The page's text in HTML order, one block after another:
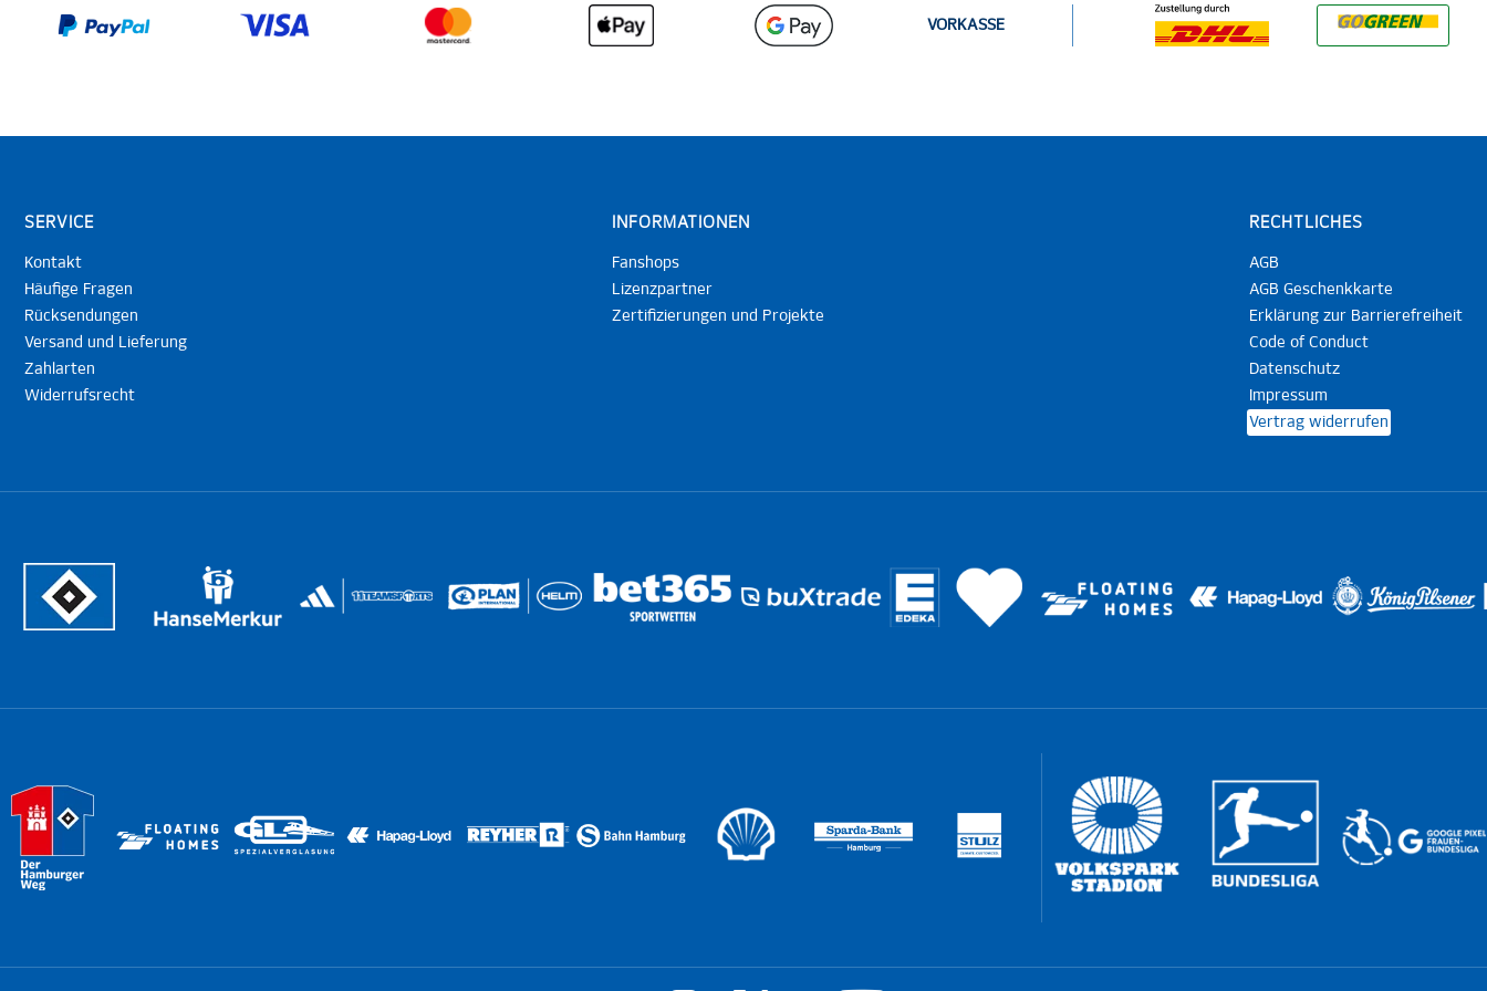
VORKASSE
SERVICE
Kontakt
Häufige Fragen
Rücksendungen
Versand und Lieferung
Zahlarten
Widerrufsrecht
INFORMATIONEN
Fanshops
Lizenzpartner
Zertifizierungen und Projekte
RECHTLICHES
AGB
AGB Geschenkkarte
Erklärung zur Barrierefreiheit
Code of Conduct
Datenschutz
Impressum
Vertrag widerrufen